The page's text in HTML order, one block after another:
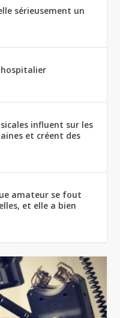
sérieusement un
hospitalier
influent sur les
et créent des
amateur se fout
et elle a bien